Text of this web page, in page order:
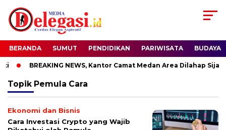
BERANDA SUMUT PENDIDIKAN PARIWISATA BUDAYA
BREAKING NEWS, Kantor Camat Medan Area Dilahap Sijago
Topik Pemula Cara
Ekonomi dan Bisnis
Cara Investasi Crypto yang Wajib